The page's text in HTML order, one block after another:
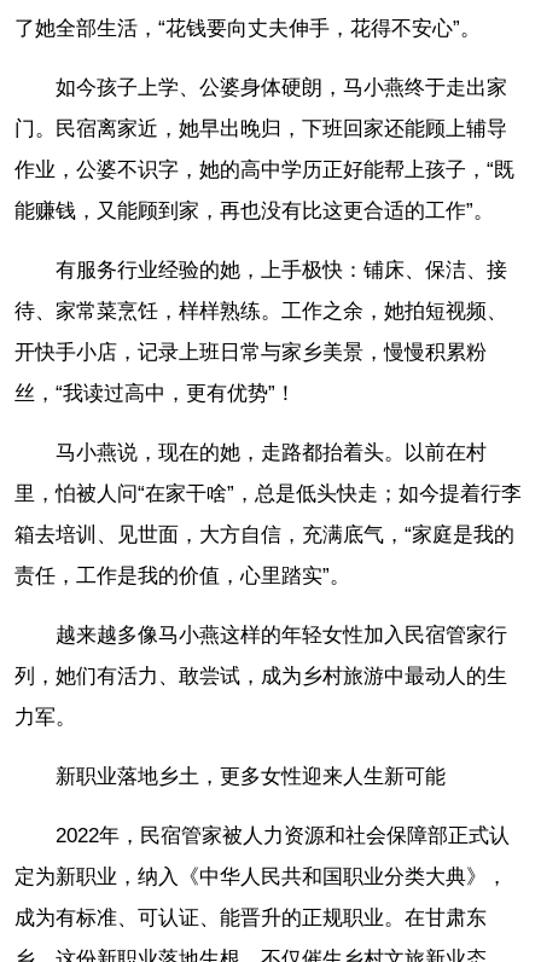
了她全部生活，“花钱要向丈夫伸手，花得不安心”。
如今孩子上学、公婆身体硬朗，马小燕终于走出家
门。民宿离家近，她早出晚归，下班回家还能顾上辅导
作业，公婆不识字，她的高中学历正好能帮上孩子，“既
能赚钱，又能顾到家，再也没有比这更合适的工作”。
有服务行业经验的她，上手极快：铺床、保洁、接
待、家常菜烹饪，样样熟练。工作之余，她拍短视频、
开快手小店，记录上班日常与家乡美景，慢慢积累粉
丝，“我读过高中，更有优势”！
马小燕说，现在的她，走路都抬着头。以前在村
里，怕被人问“在家干啥”，总是低头快走；如今提着行李
箱去培训、见世面，大方自信，充满底气，“家庭是我的
责任，工作是我的价值，心里踏实”。
越来越多像马小燕这样的年轻女性加入民宿管家行
列，她们有活力、敢尝试，成为乡村旅游中最动人的生
力军。
新职业落地乡土，更多女性迎来人生新可能
2022年，民宿管家被人力资源和社会保障部正式认
定为新职业，纳入《中华人民共和国职业分类大典》，
成为有标准、可认证、能晋升的正规职业。在甘肃东